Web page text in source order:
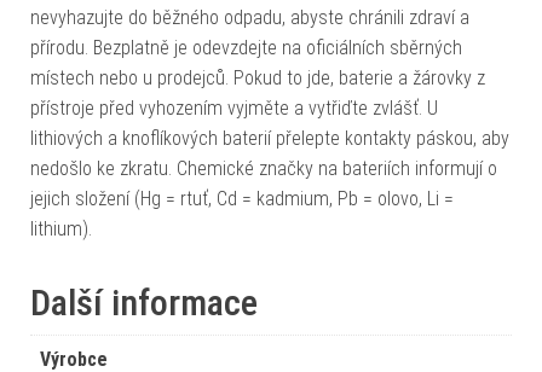
nevyhazujte do běžného odpadu, abyste chránili zdraví a
přírodu. Bezplatně je odevzdejte na oficiálních sběrných
místech nebo u prodejců. Pokud to jde, baterie a žárovky z
přístroje před vyhozením vyjměte a vytřiďte zvlášť. U
lithiových a knoflíkových baterií přelepte kontakty páskou, aby
nedošlo ke zkratu. Chemické značky na bateriích informují o
jejich složení (Hg = rtuť, Cd = kadmium, Pb = olovo, Li =
lithium).
Další informace
Výrobce